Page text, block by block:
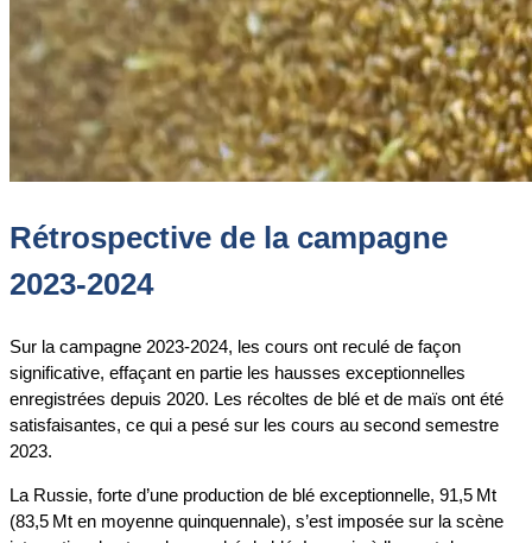
Rétrospective de la campagne
2023-2024
Sur la campagne 2023-2024, les cours ont reculé de façon
significative, effaçant en partie les hausses exceptionnelles
enregistrées depuis 2020. Les récoltes de blé et de maïs ont été
satisfaisantes, ce qui a pesé sur les cours au second semestre
2023.
La Russie, forte d’une production de blé exceptionnelle, 91,5 Mt
(83,5 Mt en moyenne quinquennale), s’est imposée sur la scène